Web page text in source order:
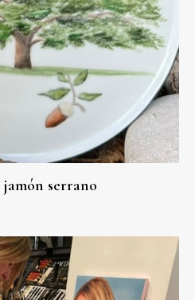
serrano